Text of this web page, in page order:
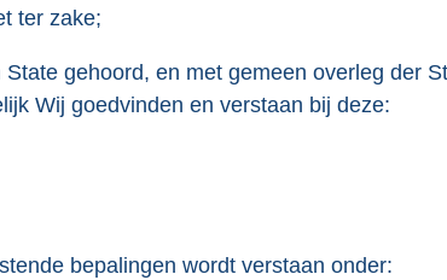
e
:
ter zake;
gehoord, en met gemeen overleg der
Wij goedvinden en verstaan bij deze:
bepalingen wordt verstaan onder: